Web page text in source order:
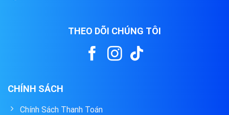
THEO DÕI CHÚNG TÔI
CHÍNH SÁCH
Chính Sách Thanh Toán